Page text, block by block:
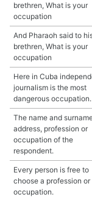
brethren, What is your
occupation
And Pharaoh said to
brethren, What is your
occupation
Here in Cuba
journalism is the most
dangerous occupation.
The name and
address, profession or
occupation of the
respondent.
Every person is free to
choose a profession or
occupation.